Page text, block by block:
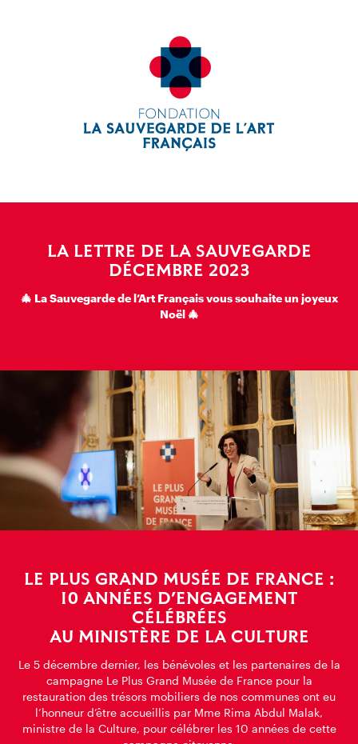
LA LETTRE DE LA SAUVEGARDE
DÉCEMBRE 2023
🎄 La Sauvegarde de l’Art Français vous souhaite un joyeux
Noël 🎄
LE PLUS GRAND MUSÉE DE FRANCE :
10 ANNÉES D’ENGAGEMENT
CÉLÉBRÉES
AU MINISTÈRE DE LA CULTURE
Le 5 décembre dernier, les bénévoles et les partenaires de la
campagne Le Plus Grand Musée de France pour la
restauration des trésors mobiliers de nos communes ont eu
l’honneur d’être accueillis par Mme Rima Abdul Malak,
ministre de la Culture, pour célébrer les 10 années de cette